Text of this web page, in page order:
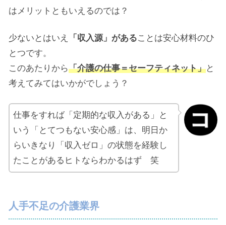
はメリットともいえるのでは？
少ないとはいえ 「収入源」があることは安心材料のひ
とつです。
このあたりから「介護の仕事＝セーフティネット」と
考えてみてはいかがでしょう？
仕事をすれば「定期的な収入がある」と
いう「とてつもない安心感」は、明日か
らいきなり「収入ゼロ」の状態を経験し
たことがあるヒトならわかるはず 笑
人手不足の介護業界